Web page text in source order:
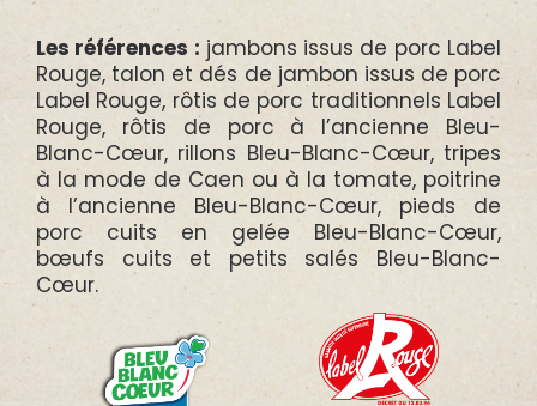
Les références : jambons issus de porc Label
Rouge, talon et dés de jambon issus de porc
Label Rouge, rôtis de porc traditionnels Label
Rouge, rôtis de porc à l’ancienne Bleu-
Blanc-Cœur, rillons Bleu-Blanc-Cœur, tripes
à la mode de Caen ou à la tomate, poitrine
à l’ancienne Bleu-Blanc-Cœur, pieds de
porc cuits en gelée Bleu-Blanc-Cœur,
bœufs cuits et petits salés Bleu-Blanc-
Cœur.